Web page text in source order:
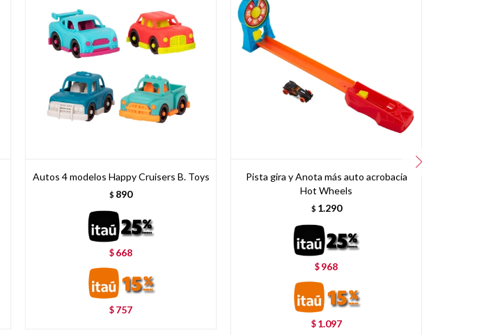
Autos 4 modelos Happy Cruisers B. Toys
$ 890
$ 668
$ 757
Pista gira y Anota más auto acrobacia
Hot Wheels
$ 1.290
$ 968
$ 1.097